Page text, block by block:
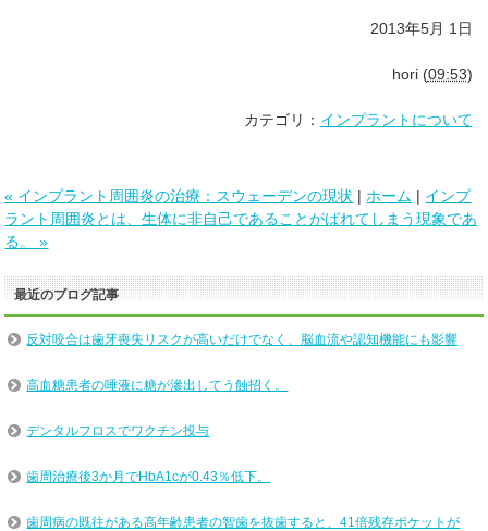
2013年5月 1日
hori(09:53)
カテゴリ： インプラントについて
« インプラント周囲炎の治療：スウェーデンの現状 | ホーム | インプ
ラント周囲炎とは、生体に非自己であることがばれてしまう現象であ
る。 »
最近のブログ記事
反対咬合は歯牙喪失リスクが高いだけでなく、脳血流や認知機能にも影響
高血糖患者の唾液に糖が滲出してう蝕招く。
デンタルフロスでワクチン投与
歯周治療後3か月でHbA1cが0.43％低下。
歯周病の既往がある高年齢患者の智歯を抜歯すると、41倍残存ポケットが